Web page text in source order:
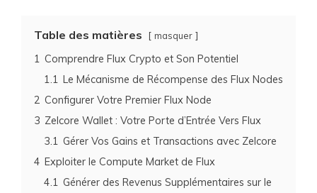
Table des matières masquer
1 Comprendre Flux Crypto et Son Potentiel
1.1 Le Mécanisme de Récompense des Flux Nodes
2 Configurer Votre Premier Flux Node
3 Zelcore Wallet : Votre Porte d’Entrée Vers Flux
3.1 Gérer Vos Gains et Transactions avec Zelcore
4 Exploiter le Compute Market de Flux
4.1 Générer des Revenus Supplémentaires sur le